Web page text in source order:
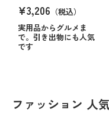
¥3,206 （税込）
実用品からグルメま
で。引き出物にも人気
です
ファッション 人